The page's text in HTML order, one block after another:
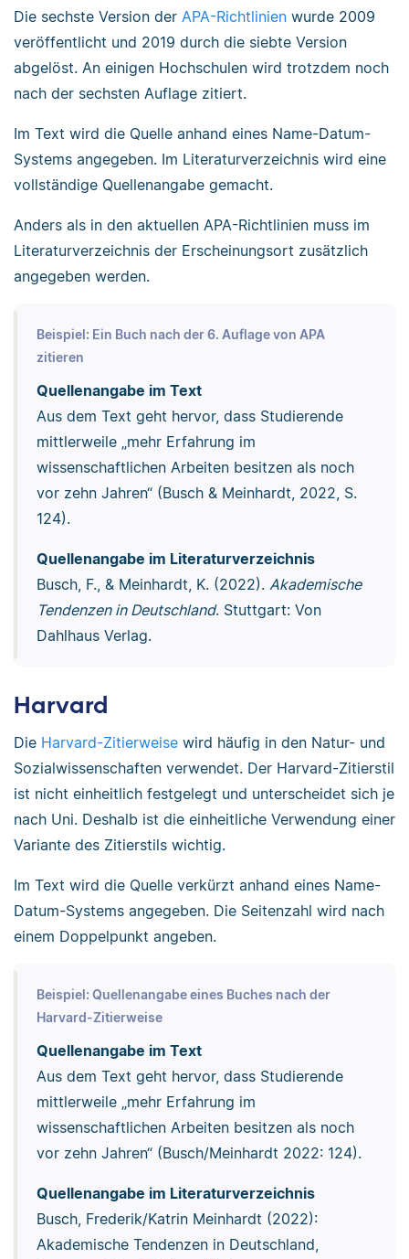
Die sechste Version der APA-Richtlinien wurde 2009
veröffentlicht und 2019 durch die siebte Version
abgelöst. An einigen Hochschulen wird trotzdem noch
nach der sechsten Auflage zitiert.
Im Text wird die Quelle anhand eines Name-Datum-
Systems angegeben. Im Literaturverzeichnis wird eine
vollständige Quellenangabe gemacht.
Anders als in den aktuellen APA-Richtlinien muss im
Literaturverzeichnis der Erscheinungsort zusätzlich
angegeben werden.
Beispiel: Ein Buch nach der 6. Auflage von APA
zitieren
Quellenangabe im Text
Aus dem Text geht hervor, dass Studierende
mittlerweile „mehr Erfahrung im
wissenschaftlichen Arbeiten besitzen als noch
vor zehn Jahren“ (Busch & Meinhardt, 2022, S.
124).
Quellenangabe im Literaturverzeichnis
Busch, F., & Meinhardt, K. (2022). Akademische
Tendenzen in Deutschland. Stuttgart: Von
Dahlhaus Verlag.
Harvard
Die Harvard-Zitierweise wird häufig in den Natur- und
Sozialwissenschaften verwendet. Der Harvard-Zitierstil
ist nicht einheitlich festgelegt und unterscheidet sich je
nach Uni. Deshalb ist die einheitliche Verwendung einer
Variante des Zitierstils wichtig.
Im Text wird die Quelle verkürzt anhand eines Name-
Datum-Systems angegeben. Die Seitenzahl wird nach
einem Doppelpunkt angeben.
Beispiel: Quellenangabe eines Buches nach der
Harvard-Zitierweise
Quellenangabe im Text
Aus dem Text geht hervor, dass Studierende
mittlerweile „mehr Erfahrung im
wissenschaftlichen Arbeiten besitzen als noch
vor zehn Jahren“ (Busch/Meinhardt 2022: 124).
Quellenangabe im Literaturverzeichnis
Busch, Frederik/Katrin Meinhardt (2022):
Akademische Tendenzen in Deutschland,